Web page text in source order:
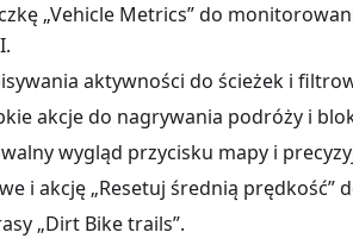
„Vehicle Metrics” do
aktywności do ścieżek i
akcje do nagrywania podróży i
wygląd przycisku mapy i
i akcję „Resetuj średnią prędkość”
„Dirt Bike trails”.